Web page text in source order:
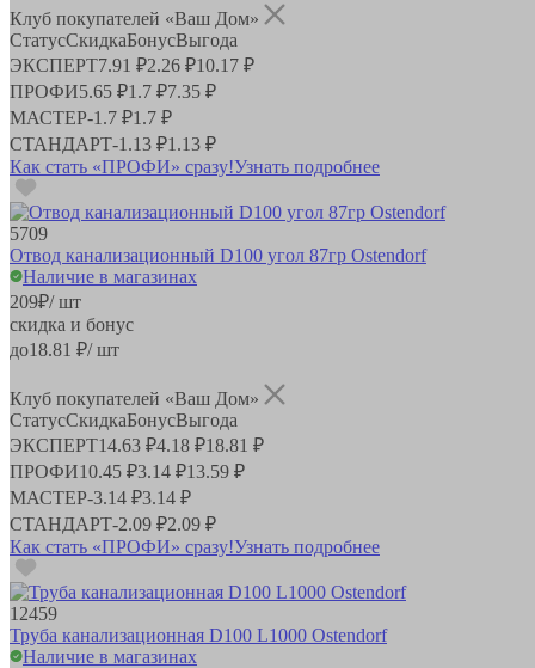
Клуб покупателей «Ваш Дом»
СтатусСкидкаБонусВыгода
ЭКСПЕРТ7.91 ₽2.26 ₽10.17 ₽
ПРОФИ5.65 ₽1.7 ₽7.35 ₽
МАСТЕР-1.7 ₽1.7 ₽
СТАНДАРТ-1.13 ₽1.13 ₽
Как стать «ПРОФИ» сразу!Узнать подробнее
5709
Отвод канализационный D100 угол 87гр Ostendorf
Наличие в магазинах
209₽/ шт
скидка и бонус
до18.81 ₽/ шт
Клуб покупателей «Ваш Дом»
СтатусСкидкаБонусВыгода
ЭКСПЕРТ14.63 ₽4.18 ₽18.81 ₽
ПРОФИ10.45 ₽3.14 ₽13.59 ₽
МАСТЕР-3.14 ₽3.14 ₽
СТАНДАРТ-2.09 ₽2.09 ₽
Как стать «ПРОФИ» сразу!Узнать подробнее
12459
Труба канализационная D100 L1000 Ostendorf
Наличие в магазинах